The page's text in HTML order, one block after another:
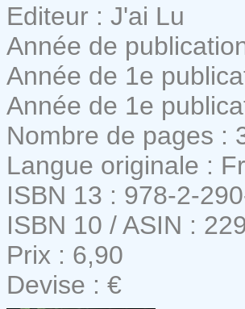
Editeur : J'ai Lu
Année de
Année de 1e
Année de 1e
Nombre de pages :
Langue originale :
ISBN 13 : 978-2-
ISBN 10 / ASIN :
Prix : 6,90
Devise : €